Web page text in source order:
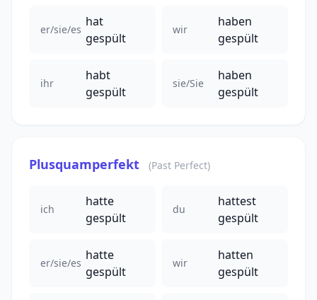
er/sie/es
hat
gespült
wir
haben
gespült
ihr
habt
gespült
sie/Sie
haben
gespült
Plusquamperfekt (Past Perfect)
ich
hatte
gespült
du
hattest
gespült
er/sie/es
hatte
gespült
wir
hatten
gespült